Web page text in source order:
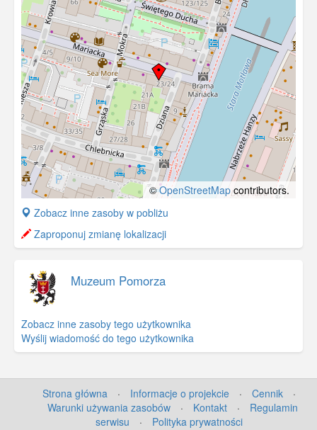
©OpenStreetMapcontributors.
+
−
Zobacz inne zasoby w pobliżu
Zaproponuj zmianę lokalizacji
Muzeum Pomorza
Zobacz inne zasoby tego użytkownika
Wyślij wiadomość do tego użytkownika
Strona główna · Informacje o projekcie · Cennik
·
Warunki używania zasobów
· Kontakt ·
Regulamin
serwisu
· Polityka prywatności